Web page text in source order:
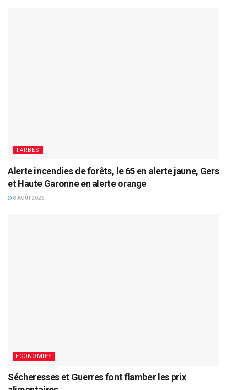
TARBES
Alerte incendies de forêts, le 65 en alerte jaune, Gers
et Haute Garonne en alerte orange
8 AOÛT 2026
ECONOMIES
Sécheresses et Guerres font flamber les prix